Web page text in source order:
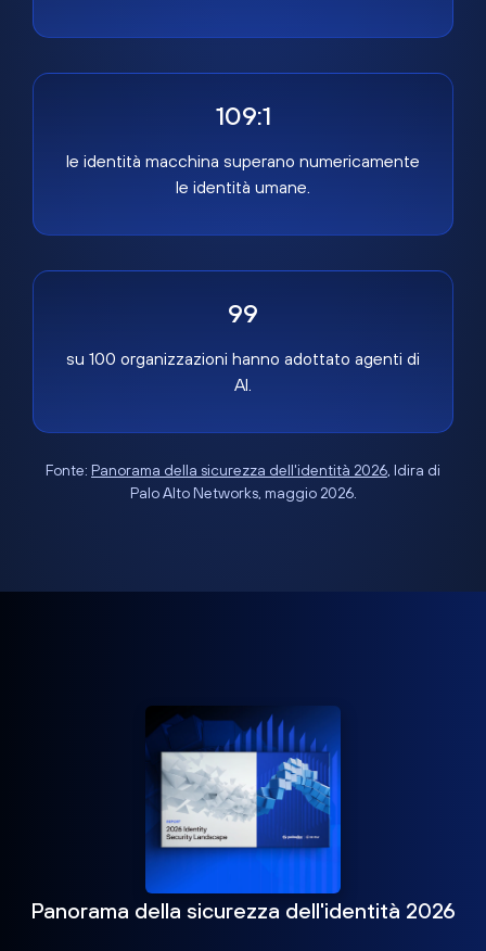
109:1
le identità macchina superano numericamente
le identità umane.
99
su 100 organizzazioni hanno adottato agenti di
AI.
Fonte: Panorama della sicurezza dell'identità 2026, Idira di
Palo Alto Networks, maggio 2026.
Panorama della sicurezza dell'identità 2026